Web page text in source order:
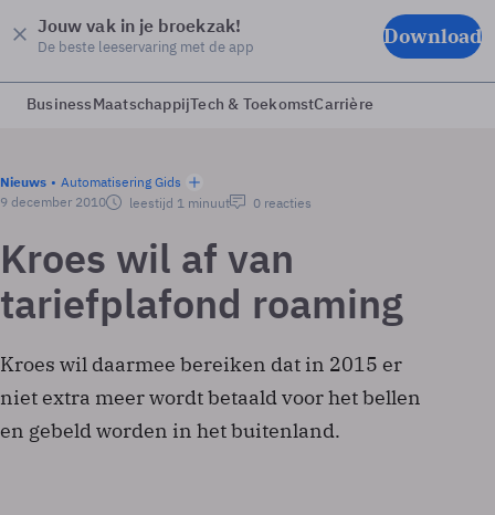
Jouw vak in je broekzak!
De beste leeservaring met de app Download
BusinessMaatschappijTech & ToekomstCarrière
Nieuws
Automatisering Gids
9 december 2010
leestijd 1 minuut 0 reacties
Kroes wil af van
tariefplafond roaming
Kroes wil daarmee bereiken dat in 2015 er
niet extra meer wordt betaald voor het bellen
en gebeld worden in het buitenland.